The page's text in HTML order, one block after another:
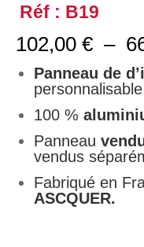
Réf : B19
102,00€ –
Panneau de
100 %
Panneau
vendus
Fabriqué en
ASCQUER.